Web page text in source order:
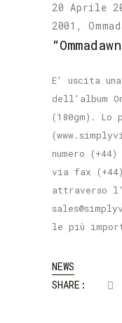
20 Aprile
2001 ,
E' uscita
dell'album
(180gm).
numero
via fax
attraverso
le più
NEWS
SHARE: